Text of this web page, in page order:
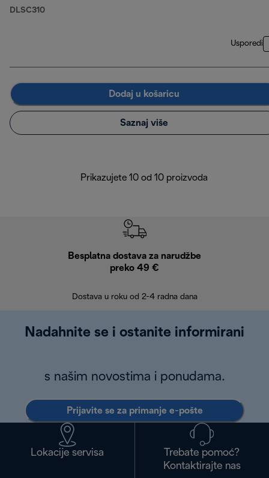
DLSC310
Usporedi
Dodaj u košaricu
Saznaj više
Prikazujete 10 od 10 proizvoda
Besplatna dostava za narudžbe
preko 49 €
Dostava u roku od 2-4 radna dana
Nadahnite se i ostanite informirani
s našim novostima i ponudama.
Prijavite se za primanje e-pošte
Lokacije servisa
Trebate pomoć?
Kontaktirajte nas